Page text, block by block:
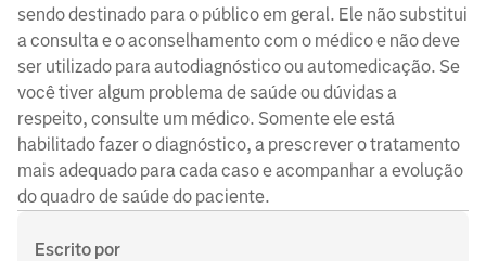
sendo destinado para o público em geral. Ele não substitui
a consulta e o aconselhamento com o médico e não deve
ser utilizado para autodiagnóstico ou automedicação. Se
você tiver algum problema de saúde ou dúvidas a
respeito, consulte um médico. Somente ele está
habilitado fazer o diagnóstico, a prescrever o tratamento
mais adequado para cada caso e acompanhar a evolução
do quadro de saúde do paciente.
Escrito por